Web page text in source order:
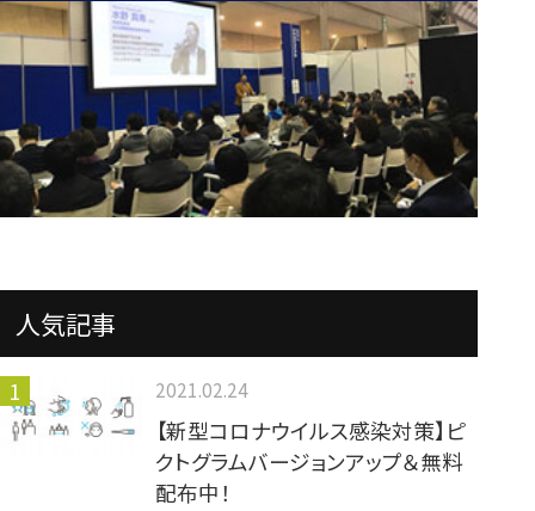
人気記事
2021.02.24
【新型コロナウイルス感染対策】ピ
クトグラムバージョンアップ＆無料
配布中！